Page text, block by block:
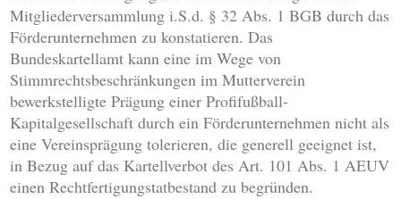
Mitgliederversammlung i.S.d. § 32 Abs. 1 BGB durch das
Förderunternehmen zu konstatieren. Das
Bundeskartellamt kann eine im Wege von
Stimmrechtsbeschränkungen im Mutterverein
bewerkstelligte Prägung einer Profifußball-
Kapitalgesellschaft durch ein Förderunternehmen nicht als
eine Vereinsprägung tolerieren, die generell geeignet ist,
in Bezug auf das Kartellverbot des Art. 101 Abs. 1 AEUV
einen Rechtfertigungstatbestand zu begründen.